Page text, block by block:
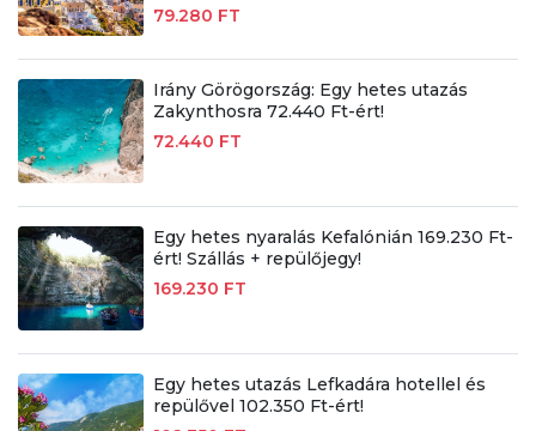
79.280 FT
Irány Görögország: Egy hetes utazás
Zakynthosra 72.440 Ft-ért!
72.440 FT
Egy hetes nyaralás Kefalónián 169.230 Ft-
ért! Szállás + repülőjegy!
169.230 FT
Egy hetes utazás Lefkadára hotellel és
repülővel 102.350 Ft-ért!